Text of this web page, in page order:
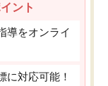
ント
導をオンライ
に対応可能！